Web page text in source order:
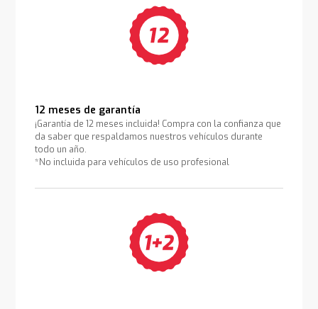
12 meses de garantía
¡Garantía de 12 meses incluida! Compra con la confianza que
da saber que respaldamos nuestros vehículos durante
todo un año.
*No incluida para vehículos de uso profesional